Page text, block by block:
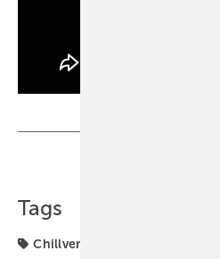
Tags
Chillventa